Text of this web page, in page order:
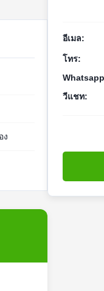
ง
อีเมล:
โทร:
วีแชท: